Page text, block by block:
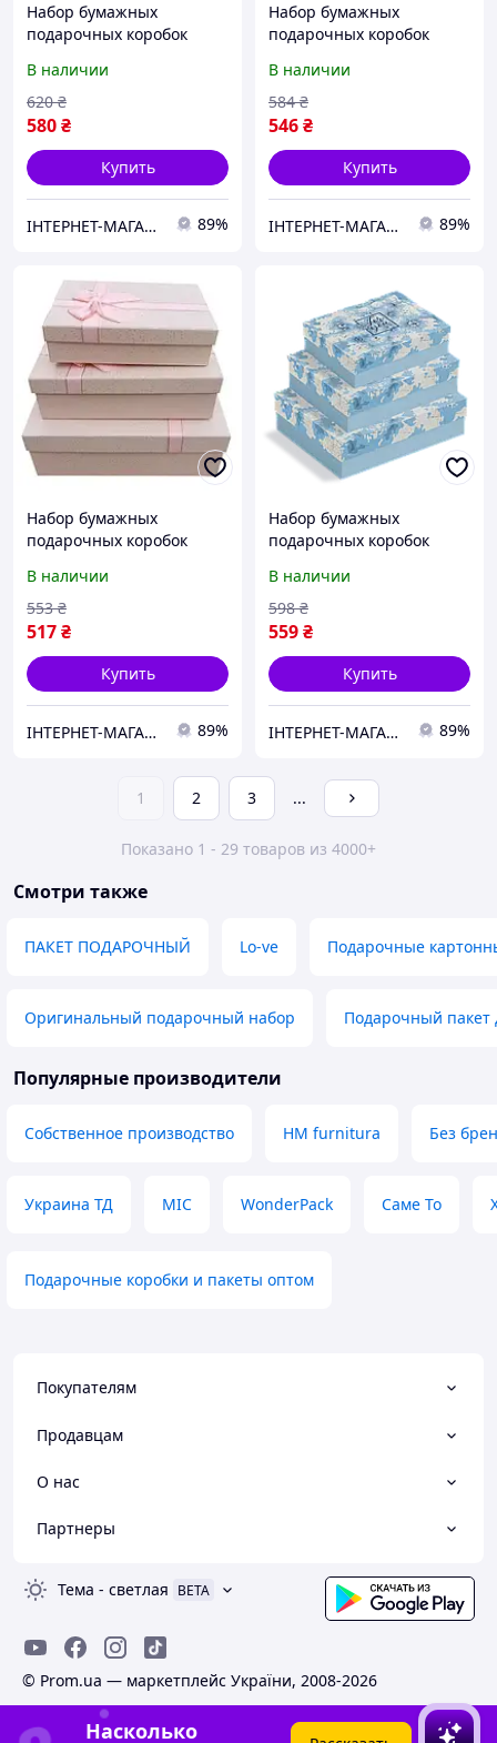
Набор бумажных
подарочных коробок
"Magnificent" 3шт/наб
19х19х10/17х17х8/15х15х7
см
В наличии
580₴
620 ₴
Купить
ІНТЕРНЕТ-МАГАЗИН "Доставлено " 89%
Набор бумажных
подарочных коробок
you" 3шт/наб
23х16х10/21х14х8/19х12х7
см
В наличии
546₴
584 ₴
Купить
ІНТЕРНЕТ-МАГАЗИН "Доставлено " 89%
Набор бумажных
подарочных коробок
"Colorful" 3шт/наб
23х16х10/21х14х8/19х12х7
см Pink
В наличии
517₴
553 ₴
Купить
ІНТЕРНЕТ-МАГАЗИН "Доставлено " 89%
Набор бумажных
подарочных коробок
"Ornament" 3шт/наб
23х16х10/21х14х8/19х12х7
см Blue
В наличии
559₴
598 ₴
Купить
ІНТЕРНЕТ-МАГАЗИН "Доставлено " 89%
1 2 3 ...
Показано 1 - 29 товаров из 4000+
Смотри также
ПАКЕТ ПОДАРОЧНЫЙ Lo-ve Подарочные
Оригинальный подарочный набор Подарочный пакет
Популярные производители
Собственное производство HM furnitura Без
Украина ТД MIC WonderPack Саме То
Подарочные коробки и пакеты оптом
Покупателям
Продавцам
О нас
Партнеры
Тема - светлая BETA
© Prom.ua — маркетплейс України, 2008-2026
Насколько